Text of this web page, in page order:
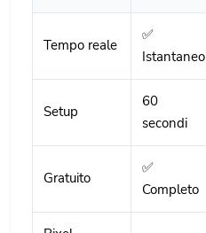
Tempo reale
✅
Istantaneo
Setup
60
secondi
Gratuito
✅
Completo